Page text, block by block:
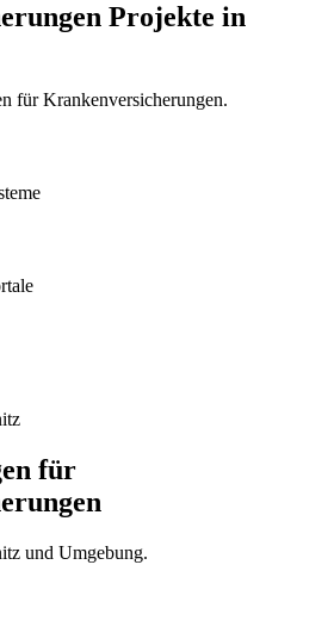
Projekte in
für Krankenversicherungen.
für
und Umgebung.